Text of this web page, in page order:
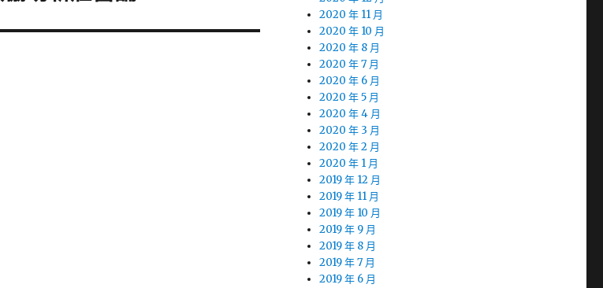
2020 年 11 月
2020 年 10 月
2020 年 8 月
2020 年 7 月
2020 年 6 月
2020 年 5 月
2020 年 4 月
2020 年 3 月
2020 年 2 月
2020 年 1 月
2019 年 12 月
2019 年 11 月
2019 年 10 月
2019 年 9 月
2019 年 8 月
2019 年 7 月
2019 年 6 月